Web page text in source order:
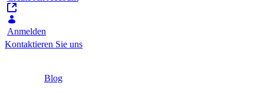
Anmelden
Kontaktieren Sie uns
Blog